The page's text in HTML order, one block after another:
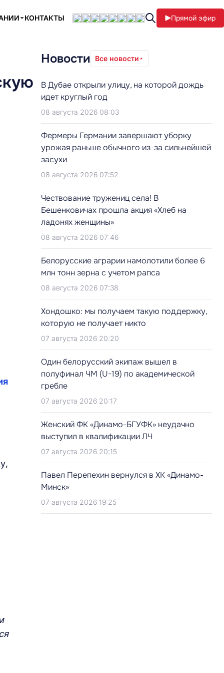
КОНТАКТЫ Прямой эфир
Новости Все новости
В Дубае открыли улицу, на которой дождь
идет круглый год
08 августа 2026 08:03
Фермеры Германии завершают уборку
урожая раньше обычного из-за сильнейшей
засухи
08 августа 2026 07:52
Чествование тружениц села! В
Бешенковичах прошла акция «Хлеб на
ладонях женщины»
08 августа 2026 07:46
Белорусские аграрии намолотили более 6
млн тонн зерна с учетом рапса
08 августа 2026 07:38
Хондошко: мы получаем такую поддержку,
которую не получает никто
07 августа 2026 20:20
Один белорусский экипаж вышел в
полуфинал ЧМ (U-19) по академической
гребле
07 августа 2026 20:17
Женский ФК «Динамо-БГУФК» неудачно
выступил в квалификации ЛЧ
07 августа 2026 20:15
Павел Перепехин вернулся в ХК «Динамо-
Минск»
07 августа 2026 19:25